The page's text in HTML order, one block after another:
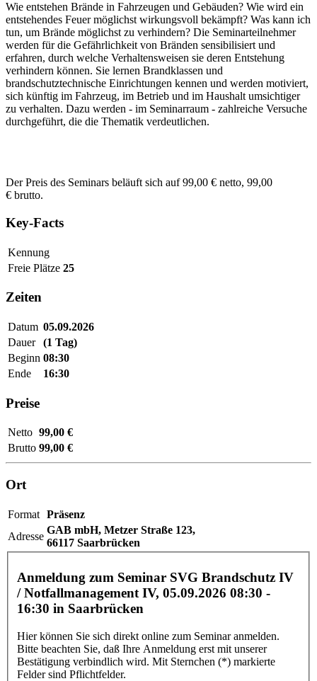
Wie entstehen Brände in Fahrzeugen und Gebäuden? Wie wird ein
entstehendes Feuer möglichst wirkungsvoll bekämpft? Was kann ich
tun, um Brände möglichst zu verhindern? Die Seminarteilnehmer
werden für die Gefährlichkeit von Bränden sensibilisiert und
erfahren, durch welche Verhaltensweisen sie deren Entstehung
verhindern können. Sie lernen Brandklassen und
brandschutztechnische Einrichtungen kennen und werden motiviert,
sich künftig im Fahrzeug, im Betrieb und im Haushalt umsichtiger
zu verhalten. Dazu werden - im Seminarraum - zahlreiche Versuche
durchgeführt, die die Thematik verdeutlichen.
Der Preis des Seminars beläuft sich auf 99,00 € netto, 99,00
€ brutto.
Key-Facts
Kennung
Freie Plätze 25
Zeiten
Datum 05.09.2026
Dauer
(1 Tag)
Beginn 08:30
Ende
16:30
Preise
Netto 99,00 €
Brutto 99,00 €
Ort
Format Präsenz
Adresse
GAB mbH, Metzer Straße 123,
66117 Saarbrücken
Anmeldung zum Seminar SVG Brandschutz IV
/ Notfallmanagement IV, 05.09.2026 08:30 -
16:30 in Saarbrücken
Hier können Sie sich direkt online zum Seminar anmelden.
Bitte beachten Sie, daß Ihre Anmeldung erst mit unserer
Bestätigung verbindlich wird. Mit Sternchen (*) markierte
Felder sind Pflichtfelder.